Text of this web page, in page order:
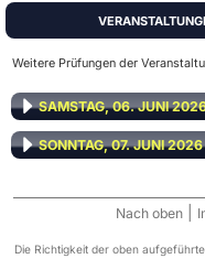
Weitere Prüfungen der
SAMSTAG, 06. JUNI
SONNTAG, 07. JUNI 2026
Nach oben
Die Richtigkeit der oben